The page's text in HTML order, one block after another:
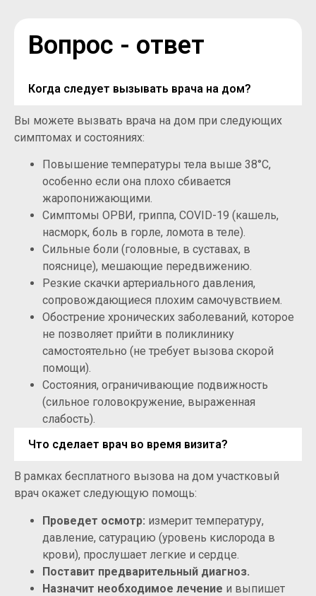
Вопрос - ответ
Когда следует вызывать врача на дом?
Вы можете вызвать врача на дом при следующих
симптомах и состояниях:
Повышение температуры тела выше 38°C,
особенно если она плохо сбивается
жаропонижающими.
Симптомы ОРВИ, гриппа, COVID-19 (кашель,
насморк, боль в горле, ломота в теле).
Сильные боли (головные, в суставах, в
пояснице), мешающие передвижению.
Резкие скачки артериального давления,
сопровождающиеся плохим самочувствием.
Обострение хронических заболеваний, которое
не позволяет прийти в поликлинику
самостоятельно (не требует вызова скорой
помощи).
Состояния, ограничивающие подвижность
(сильное головокружение, выраженная
слабость).
Что сделает врач во время визита?
В рамках бесплатного вызова на дом участковый
врач окажет следующую помощь:
Проведет осмотр: измерит температуру,
давление, сатурацию (уровень кислорода в
крови), прослушает легкие и сердце.
Поставит предварительный диагноз.
Назначит необходимое лечение и выпишет